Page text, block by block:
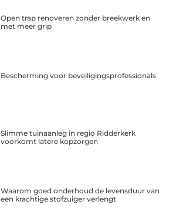
Open trap renoveren zonder breekwerk en
met meer grip
Bescherming voor beveiligingsprofessionals
Slimme tuinaanleg in regio Ridderkerk
voorkomt latere kopzorgen
Waarom goed onderhoud de levensduur van
een krachtige stofzuiger verlengt